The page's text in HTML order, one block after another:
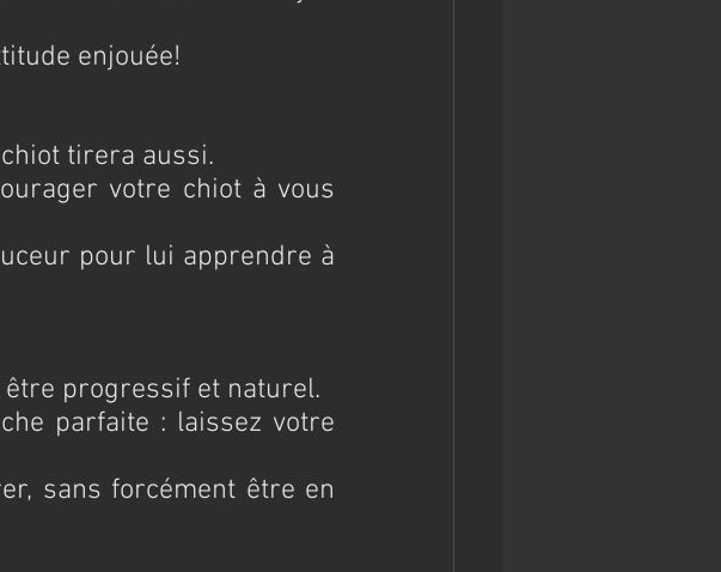
enjouée!
tirera aussi.
votre chiot à vous
pour lui apprendre à
être progressif et naturel.
parfaite : laissez votre
sans forcément être en